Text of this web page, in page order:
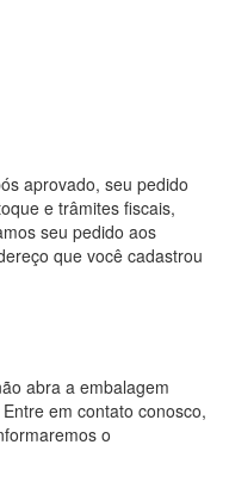
aprovado, seu pedido
e trâmites fiscais,
seu pedido aos
que você cadastrou
abra a embalagem
em contato conosco,
o